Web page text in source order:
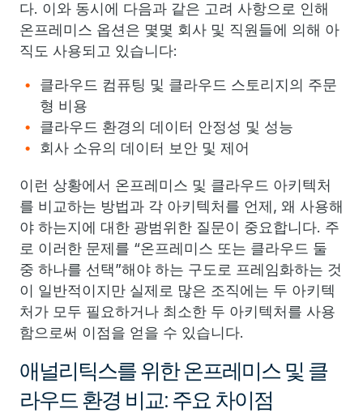
다. 이와 동시에 다음과 같은 고려 사항으로 인해
온프레미스 옵션은 몇몇 회사 및 직원들에 의해 아
직도 사용되고 있습니다:
클라우드 컴퓨팅 및 클라우드 스토리지의 주문
형 비용
클라우드 환경의 데이터 안정성 및 성능
회사 소유의 데이터 보안 및 제어
이런 상황에서 온프레미스 및 클라우드 아키텍처
를 비교하는 방법과 각 아키텍처를 언제, 왜 사용해
야 하는지에 대한 광범위한 질문이 중요합니다. 주
로 이러한 문제를 “온프레미스 또는 클라우드 둘
중 하나를 선택”해야 하는 구도로 프레임화하는 것
이 일반적이지만 실제로 많은 조직에는 두 아키텍
처가 모두 필요하거나 최소한 두 아키텍처를 사용
함으로써 이점을 얻을 수 있습니다.
애널리틱스를 위한 온프레미스 및 클
라우드 환경 비교: 주요 차이점